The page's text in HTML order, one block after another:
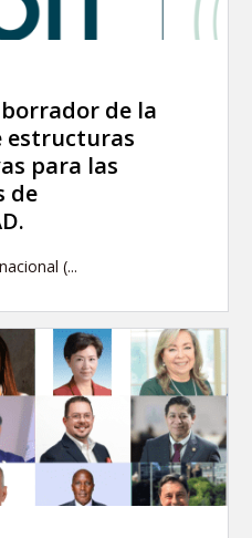
de la
estructuras
para las
de
(...